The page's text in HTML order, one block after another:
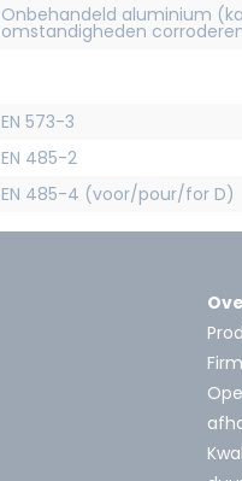
Onbehandeld aluminium
omstandigheden
EN 573-3
EN 485-2
EN 485-4 (voor/pour/for D)